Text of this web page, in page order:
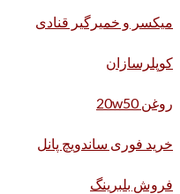
میکسر و خمیرگیر قنادی
کوپلرسازان
روغن 20w50
خرید فوری ساندویچ پانل
فروش بلبرینگ